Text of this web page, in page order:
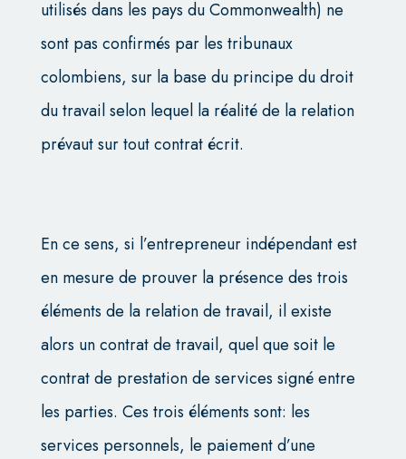
utilisés dans les pays du Commonwealth) ne
sont pas confirmés par les tribunaux
colombiens, sur la base du principe du droit
du travail selon lequel la réalité de la relation
prévaut sur tout contrat écrit.
En ce sens, si l’entrepreneur indépendant est
en mesure de prouver la présence des trois
éléments de la relation de travail, il existe
alors un contrat de travail, quel que soit le
contrat de prestation de services signé entre
les parties. Ces trois éléments sont: les
services personnels, le paiement d’une